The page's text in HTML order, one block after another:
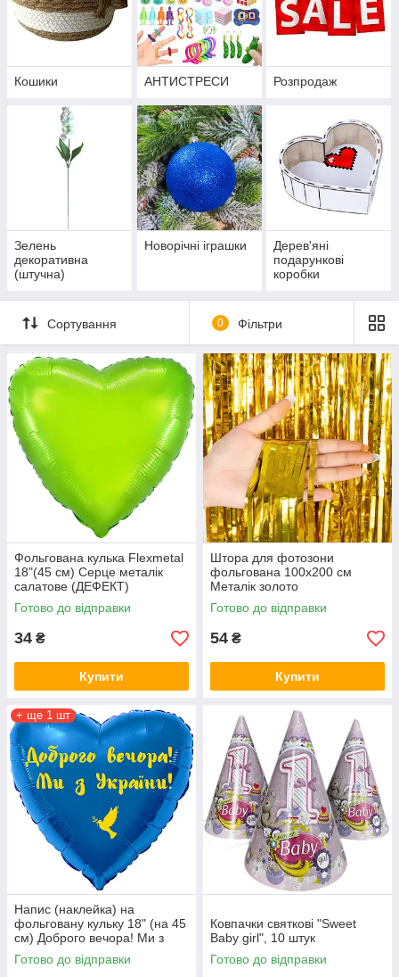
Кошики АНТИСТРЕСИ Розпродаж
Зелень
декоративна
(штучна)
Новорічні іграшки
Дерев'яні
подарункові
коробки
Сортування 0 Фільтри
Фольгована кулька Flexmetal
18"(45 см) Серце металік
салатове (ДЕФЕКТ)
Готово до відправки
34 ₴
Купити
Штора для фотозони
фольгована 100х200 см
Металік золото
Готово до відправки
54 ₴
Купити
+ ще 1 шт
Напис (наклейка) на
фольговану кульку 18" (на 45
см) Доброго вечора! Ми з
України! (будь-який колір)
Готово до відправки
Ковпачки святкові "Sweet
Baby girl", 10 штук
Готово до відправки